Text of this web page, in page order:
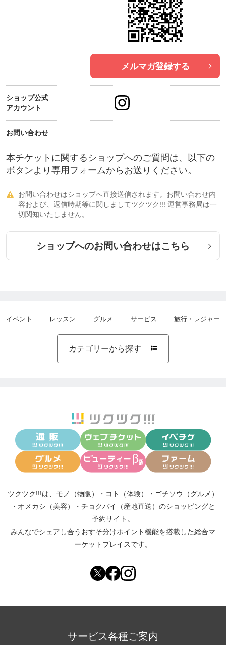
私と子どもたちの花粉症がきっかけでホメオパシー
２006年〜２009年
ホメオパシー学校（現CHhom：カレッジ・オブ・ホ
由井寅子氏に師事
2009年
スの資格取得
・茨城県守谷市で日本ホメオパシーセンター茨城守
谷を運営
2013年〜2020年
・エントロピー測定機器メタトロンの体験担当
・薬害からの離脱サポート
ここで、難病の方のご相談を沢山受け、隠れた信念
が病気をつくっていることを沢山目にしました。
今の私の基本の考えかたはこちらで学び生かされて
います。
ツクツクショップ「のち晴れ」オープン
＊好きなもの 犬 旅 キャンプ
◆日本ホメオパシー医学協会
https://x.gd/RTr5T
メルマガ登録する
ショップ公式
アカウント
お問い合わせ
本チケットに関するショップへのご質問は、以下の
ボタンより専用フォームからお送りください。

お問い合わせはショップへ直接送信されます。お問い合わせ内
容および、返信時期等に関しましてツクツク!!! 運営事務局は一
切関知いたしません。
ショップへのお問い合わせはこちら
イベント レッスン グルメ サービス 旅行・レジャー
カテゴリーから探す 
ツクツク!!!は、 モノ（物販） ・ コト（体験） ・ ゴチソウ（グルメ）
・ オメカシ（美容） ・ チョクバイ（産地直送） のショッピングと
予約サイト。
みんなでシェアし合う おすそ分けポイント機能を搭載した総合マ
ーケットプレイスです。
サービス各種ご案内